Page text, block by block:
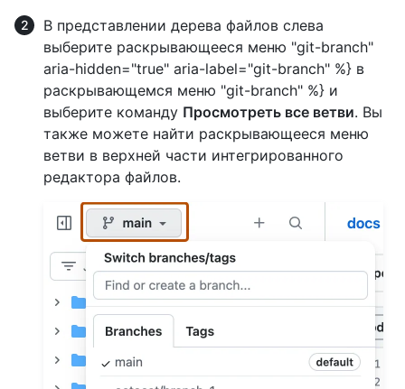
В представлении дерева файлов слева
выберите раскрывающееся меню "git-branch"
aria-hidden="true" aria-label="git-branch" %} в
раскрывающемся меню "git-branch" %} и
выберите команду Просмотреть все ветви. Вы
также можете найти раскрывающееся меню
ветви в верхней части интегрированного
редактора файлов.